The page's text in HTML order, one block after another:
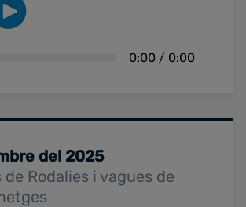
per les primàries de Junts a
de Barcelona.
0:00 / 0:00
del 2025
de Rodalies i vagues de